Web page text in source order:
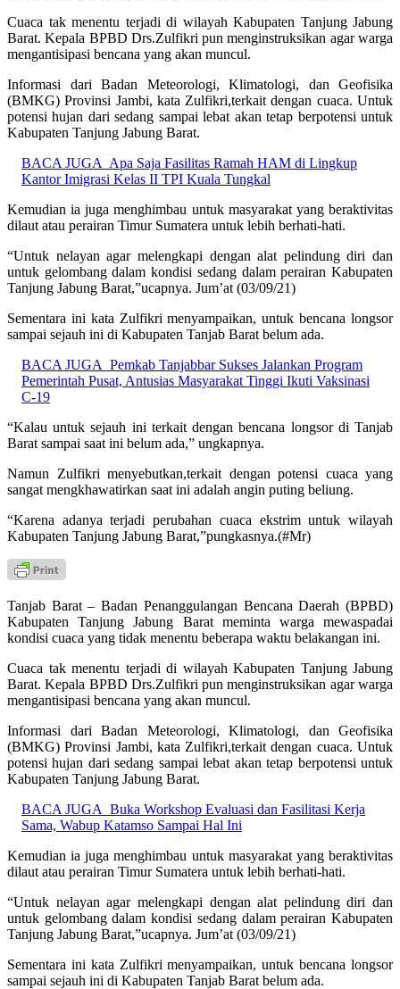
Cuaca tak menentu terjadi di wilayah Kabupaten Tanjung Jabung
Barat. Kepala BPBD Drs.Zulfikri pun menginstruksikan agar warga
mengantisipasi bencana yang akan muncul.
Informasi dari Badan Meteorologi, Klimatologi, dan Geofisika
(BMKG) Provinsi Jambi, kata Zulfikri,terkait dengan cuaca. Untuk
potensi hujan dari sedang sampai lebat akan tetap berpotensi untuk
Kabupaten Tanjung Jabung Barat.
BACA JUGA Apa Saja Fasilitas Ramah HAM di Lingkup
Kantor Imigrasi Kelas II TPI Kuala Tungkal
Kemudian ia juga menghimbau untuk masyarakat yang beraktivitas
dilaut atau perairan Timur Sumatera untuk lebih berhati-hati.
“Untuk nelayan agar melengkapi dengan alat pelindung diri dan
untuk gelombang dalam kondisi sedang dalam perairan Kabupaten
Tanjung Jabung Barat,”ucapnya. Jum’at (03/09/21)
Sementara ini kata Zulfikri menyampaikan, untuk bencana longsor
sampai sejauh ini di Kabupaten Tanjab Barat belum ada.
BACA JUGA Pemkab Tanjabbar Sukses Jalankan Program
Pemerintah Pusat, Antusias Masyarakat Tinggi Ikuti Vaksinasi
C-19
“Kalau untuk sejauh ini terkait dengan bencana longsor di Tanjab
Barat sampai saat ini belum ada,” ungkapnya.
Namun Zulfikri menyebutkan,terkait dengan potensi cuaca yang
sangat mengkhawatirkan saat ini adalah angin puting beliung.
“Karena adanya terjadi perubahan cuaca ekstrim untuk wilayah
Kabupaten Tanjung Jabung Barat,”pungkasnya.(#Mr)
Tanjab Barat – Badan Penanggulangan Bencana Daerah (BPBD)
Kabupaten Tanjung Jabung Barat meminta warga mewaspadai
kondisi cuaca yang tidak menentu beberapa waktu belakangan ini.
Cuaca tak menentu terjadi di wilayah Kabupaten Tanjung Jabung
Barat. Kepala BPBD Drs.Zulfikri pun menginstruksikan agar warga
mengantisipasi bencana yang akan muncul.
Informasi dari Badan Meteorologi, Klimatologi, dan Geofisika
(BMKG) Provinsi Jambi, kata Zulfikri,terkait dengan cuaca. Untuk
potensi hujan dari sedang sampai lebat akan tetap berpotensi untuk
Kabupaten Tanjung Jabung Barat.
BACA JUGA Buka Workshop Evaluasi dan Fasilitasi Kerja
Sama, Wabup Katamso Sampai Hal Ini
Kemudian ia juga menghimbau untuk masyarakat yang beraktivitas
dilaut atau perairan Timur Sumatera untuk lebih berhati-hati.
“Untuk nelayan agar melengkapi dengan alat pelindung diri dan
untuk gelombang dalam kondisi sedang dalam perairan Kabupaten
Tanjung Jabung Barat,”ucapnya. Jum’at (03/09/21)
Sementara ini kata Zulfikri menyampaikan, untuk bencana longsor
sampai sejauh ini di Kabupaten Tanjab Barat belum ada.